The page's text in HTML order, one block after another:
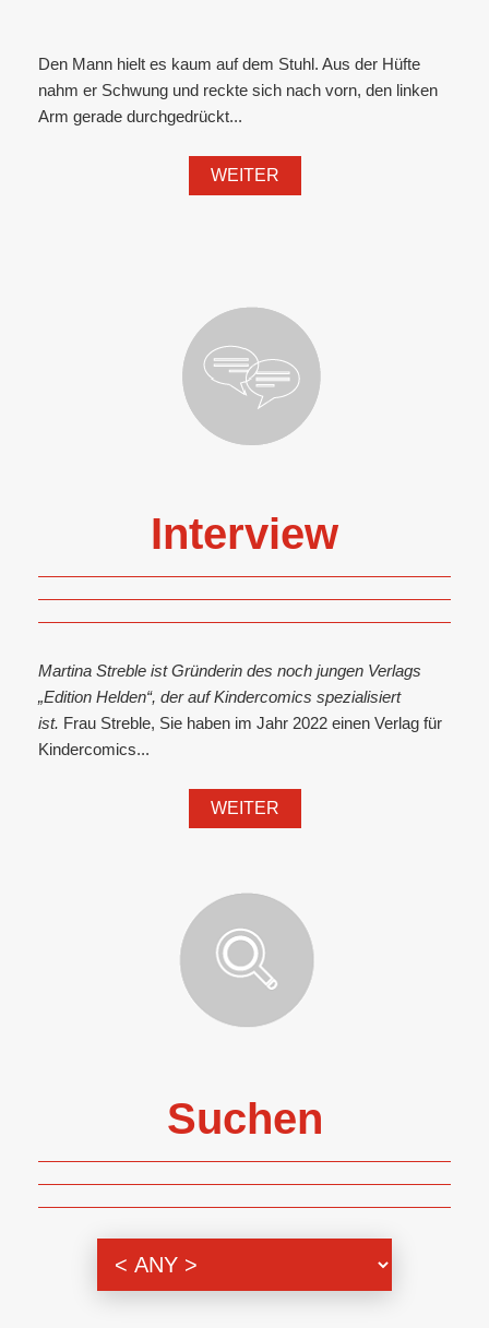
Den Mann hielt es kaum auf dem Stuhl. Aus der Hüfte
nahm er Schwung und reckte sich nach vorn, den linken
Arm gerade durchgedrückt...
WEITER
Interview
Martina Streble ist Gründerin des noch jungen Verlags
„Edition Helden“, der auf Kindercomics spezialisiert
ist. Frau Streble, Sie haben im Jahr 2022 einen Verlag für
Kindercomics...
WEITER
Suchen